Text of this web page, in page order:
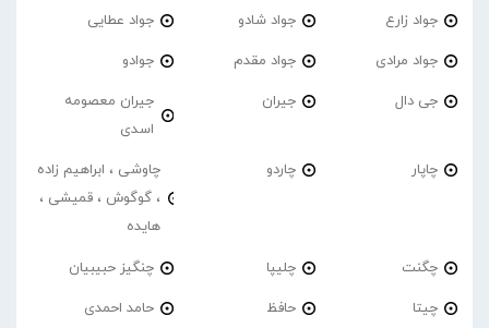
جواد زارع جواد شادو جواد عطایی
جواد مرادی جواد مقدم جوادو
جی دال جیران
جیران معصومه
اسدی
چاپار چاردو
چاوشی ، ابراهیم زاده
، گوگوش ، قمیشی ،
هایده
چگنت چلیپا چنگیز حبیبیان
چیتا حافظ حامد احمدی